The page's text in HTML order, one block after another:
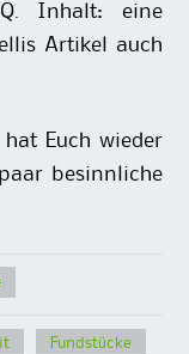
Inhalt: eine
Artikel auch
Euch wieder
besinnliche
Fundstücke